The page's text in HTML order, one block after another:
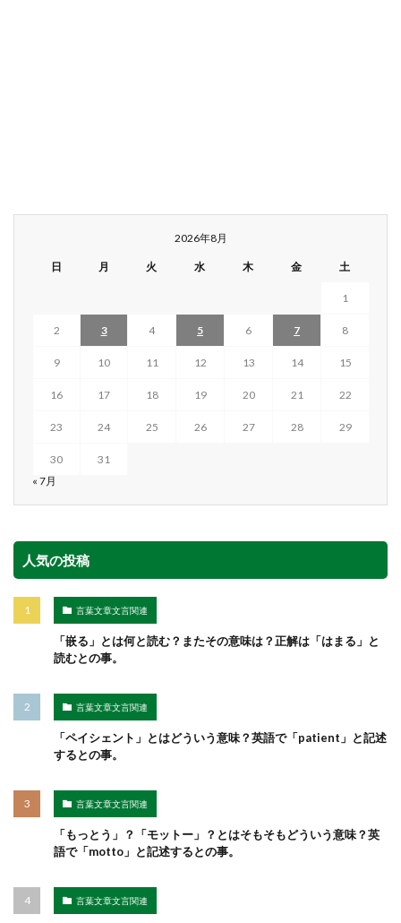
2026年8月
日 月 火 水 木 金 土
1
2 3 4 5 6 7 8
9 10 11 12 13 14 15
16 17 18 19 20 21 22
23 24 25 26 27 28 29
30
31
« 7月
人気の投稿
言葉文章文言関連
「嵌る」とは何と読む？またその意味は？正解は「はまる」と
読むとの事。
言葉文章文言関連
「ペイシェント」とはどういう意味？英語で「patient」と記述
するとの事。
言葉文章文言関連
「もっとう」？「モットー」？とはそもそもどういう意味？英
語で「motto」と記述するとの事。
言葉文章文言関連